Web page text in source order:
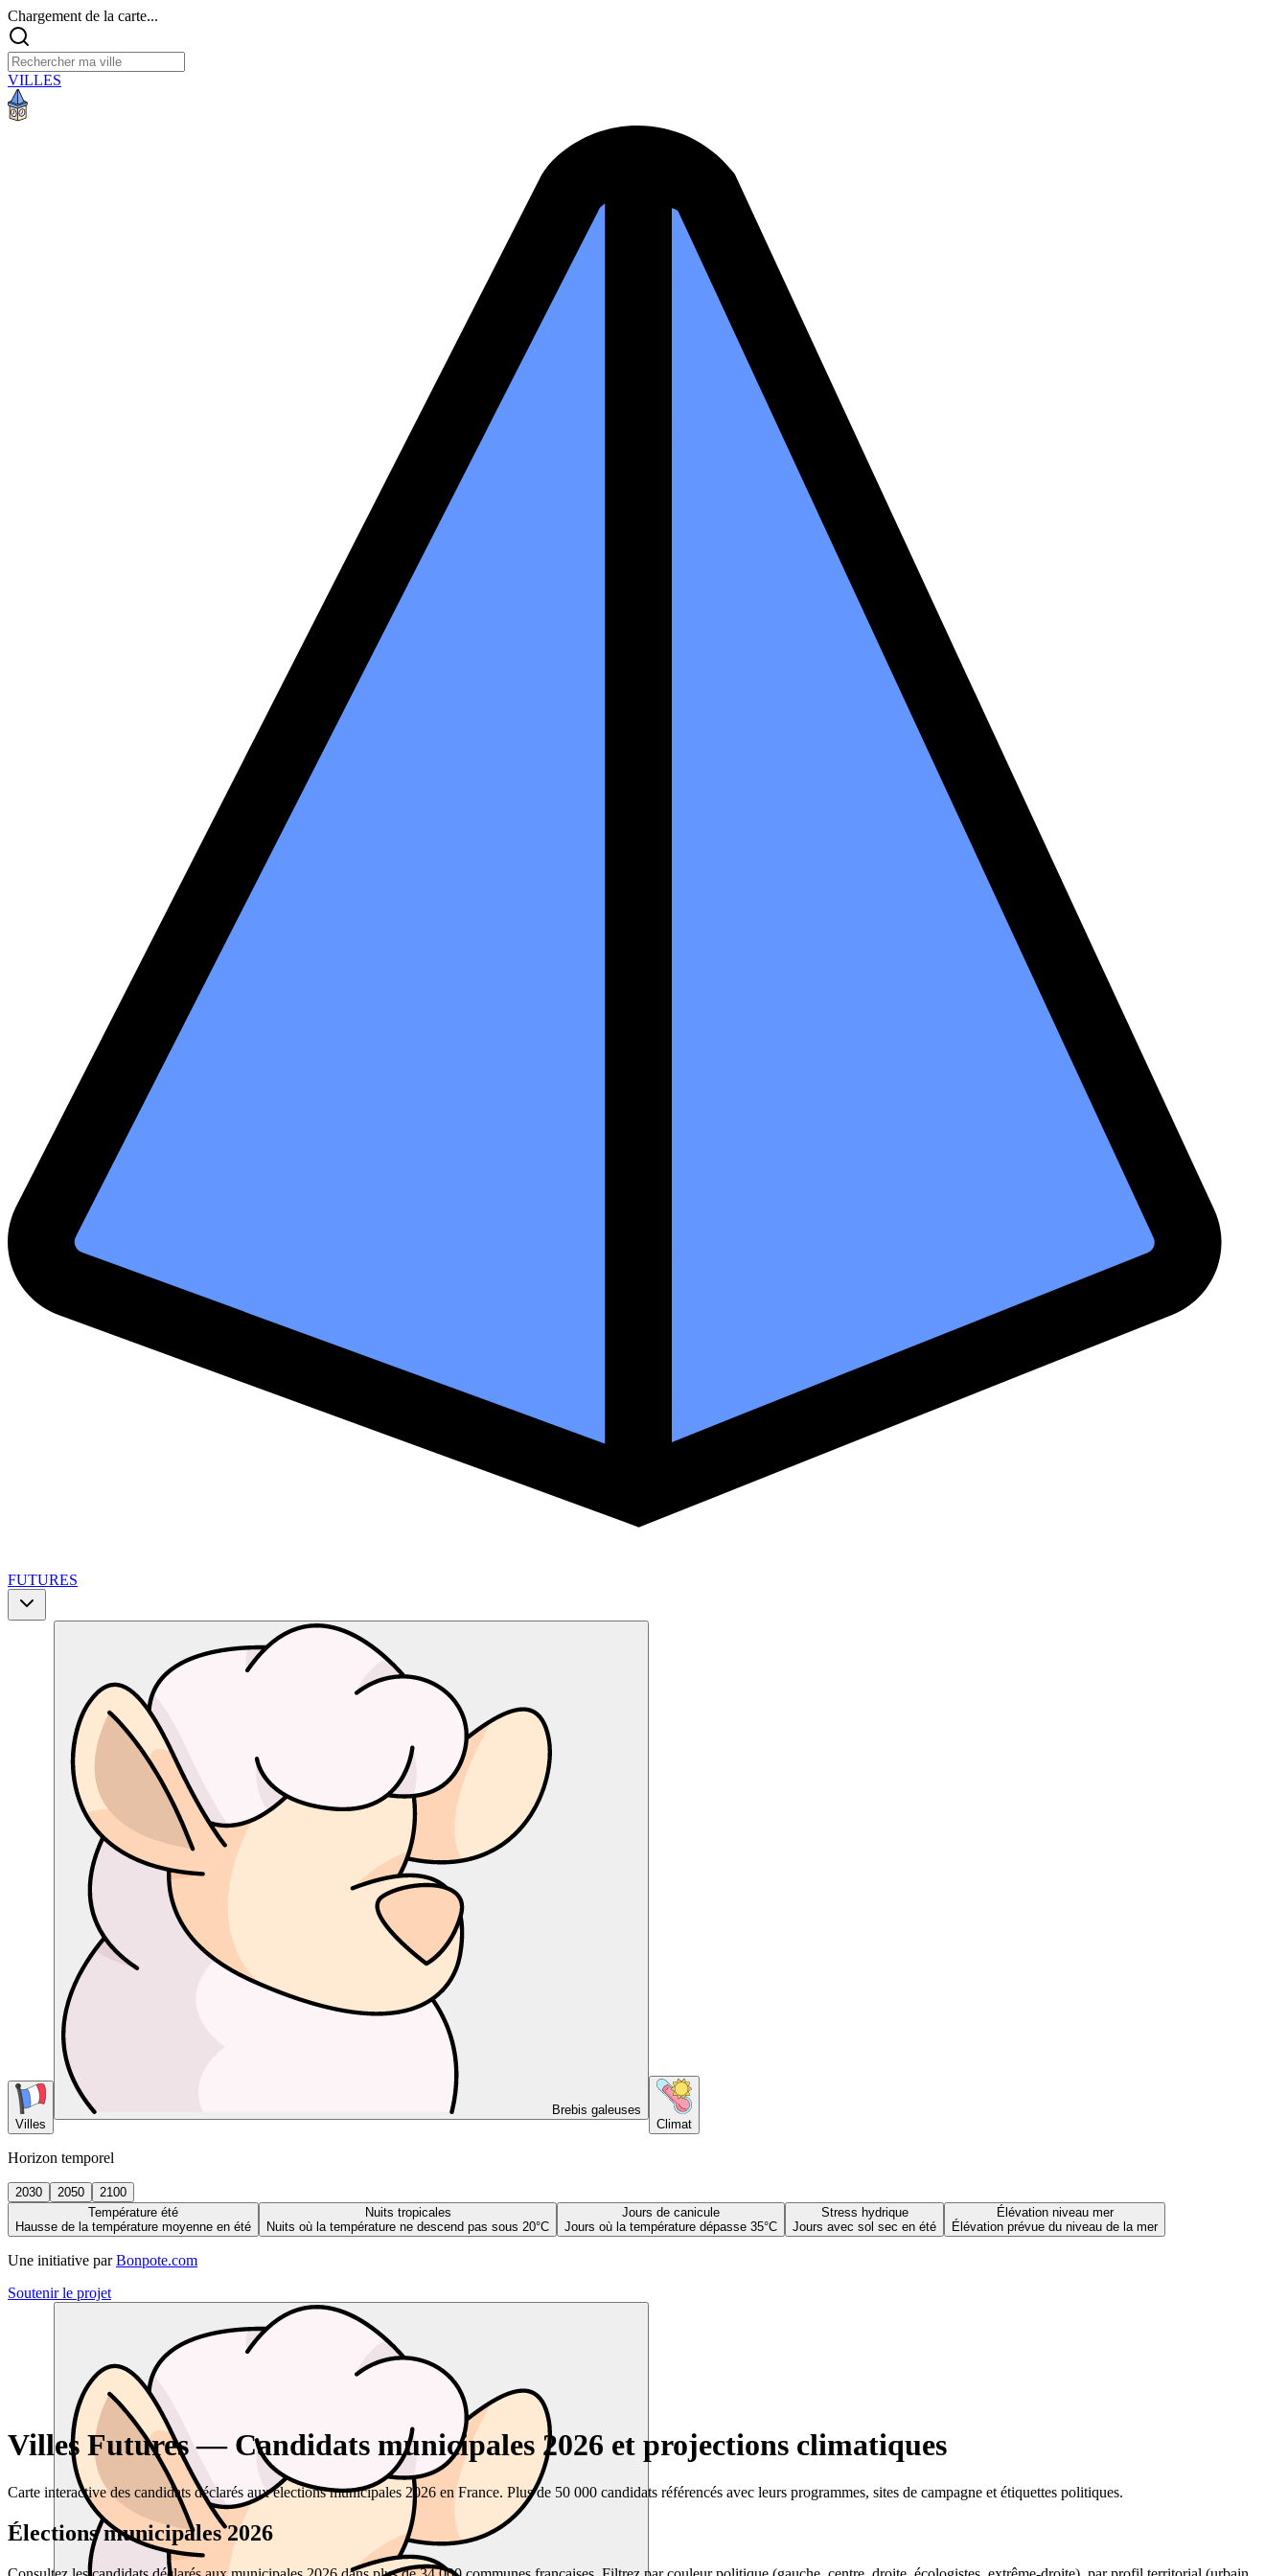
Chargement de la carte...
VILLES
FUTURES
Villes
Brebis galeuses
Climat
Horizon temporel
2030 2050
2100
Température été
Hausse de la température moyenne en été
Nuits tropicales
Nuits où la température ne descend pas sous 20°C
Jours de canicule
Jours où la température dépasse 35°C
Stress hydrique
Jours avec sol sec en été
Élévation niveau mer
Élévation prévue du niveau de la mer
Une initiative par Bonpote.com
Soutenir le projet
Villes Futures — Candidats municipales 2026 et projections climatiques
Carte interactive des candidats déclarés aux élections municipales 2026 en France. Plus de 50 000 candidats référencés avec leurs programmes, sites de campagne et étiquettes politiques.
Élections municipales 2026